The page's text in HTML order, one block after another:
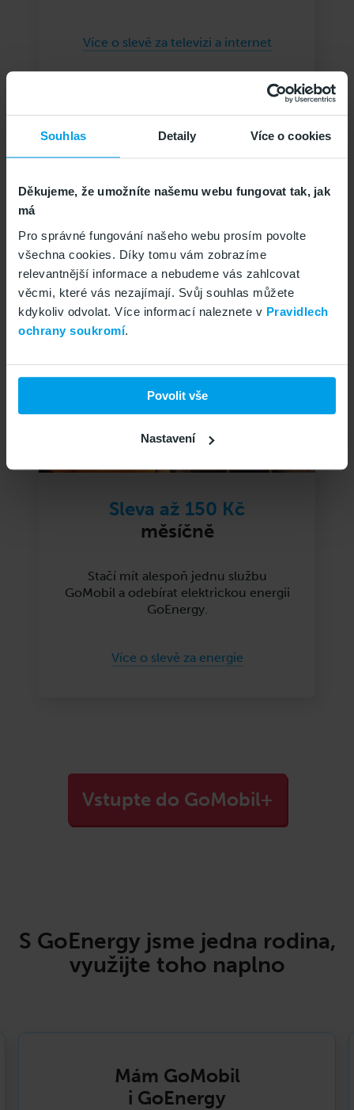
Souhlas Detaily Více o cookies
Děkujeme, že umožníte našemu webu fungovat tak, jak
má
Pro správné fungování našeho webu prosím povolte
všechna cookies. Díky tomu vám zobrazíme
relevantnější informace a nebudeme vás zahlcovat
věcmi, které vás nezajímají. Svůj souhlas můžete
kdykoliv odvolat. Více informací naleznete v Pravidlech
ochrany soukromí.
Povolit vše
Nastavení
Více o slevě za televizi a internet
Za energie
Sleva až 150 Kč
měsíčně
Stačí mít alespoň jednu službu
GoMobil a odebírat elektrickou energii
GoEnergy.
Více o slevě za energie
Vstupte do GoMobil+
S GoEnergy jsme jedna rodina,
využijte toho naplno
Mám GoMobil
i GoEnergy